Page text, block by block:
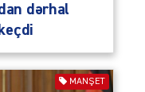
dərhal
MANŞET